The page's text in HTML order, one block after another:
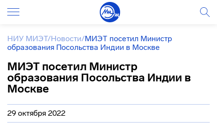
НИУ МИЭТ/Новости/МИЭТ посетил Министр
образования Посольства Индии в Москве
МИЭТ посетил Министр
образования Посольства Индии в
Москве
29 октября 2022